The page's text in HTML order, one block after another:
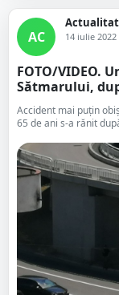
AC 14 iulie 2022
FOTO/VIDEO.
Sătmarului,
Accident mai puțin
65 de ani s-a rănit